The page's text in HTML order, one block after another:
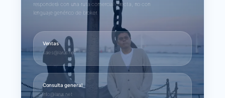
responderá con una ruta comercial directa, no con
lenguaje genérico de broker.
Ventas
sales@larus.net
Consulta general
info@larus.net